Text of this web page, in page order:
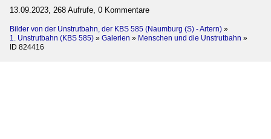
13.09.2023, 268 Aufrufe, 0 Kommentare
Bilder von der Unstrutbahn, der KBS 585 (Naumburg (S) - Artern) »
1. Unstrutbahn (KBS 585) » Galerien » Menschen und die Unstrutbahn »
ID 824416